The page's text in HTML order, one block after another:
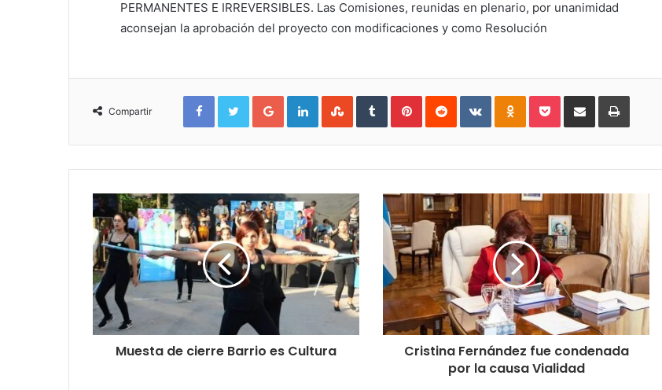
PERMANENTES E IRREVERSIBLES. Las Comisiones, reunidas en plenario, por unanimidad
aconsejan la aprobación del proyecto con modificaciones y como Resolución
Compartir
FacebookTwitterGoogle+LinkedInStumbleUpon
TumblrPinterestReddit VKontakteOdnoklassniki
PocketCompartirImprimir
Muesta de cierre Barrio es Cultura
Cristina Fernández fue condenada
por la causa Vialidad